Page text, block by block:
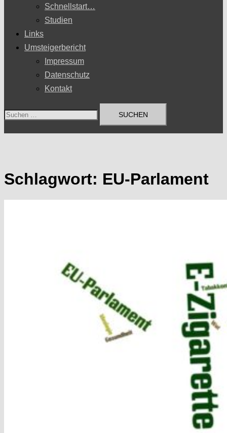
Schnellstart…
Studien
Links
Umsteigerbericht
Impressum
Datenschutz
Kontakt
Suchen
Schlagwort: EU-Parlament